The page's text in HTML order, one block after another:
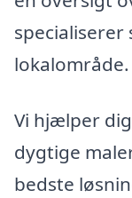
specialiserer
lokalområde.
Vi hjælper
dygtige
bedste